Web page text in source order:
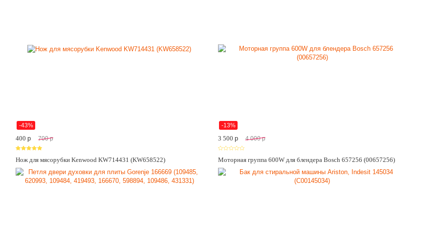
-43%
400 p 700 p
Нож для мясорубки Kenwood KW714431 (KW658522)
-13%
3 500p 4 000 p
Моторная группа 600W для блендера Bosch 657256 (00657256)